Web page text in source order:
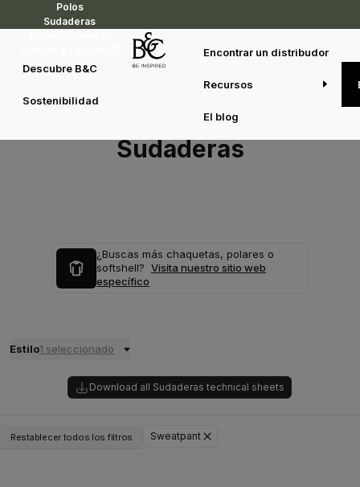
Polos
Sudaderas
Descubre B&C
Sostenibilidad
Encontrar un distribudor
Recursos
El blog
Sudaderas
¿Buscas más chaquetas, polares o
softshell? Visita nuestro sitio web
específico
Estilo1 seleccionado
Download all Sudaderas technical sheets
Restablecer todos los filtros Sweatpant